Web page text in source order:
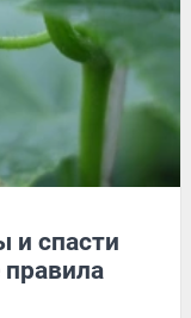
и спасти